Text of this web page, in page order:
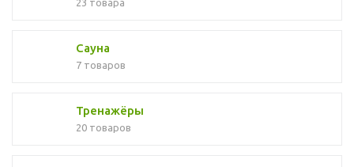
23 товара
Сауна
7 товаров
Тренажёры
20 товаров